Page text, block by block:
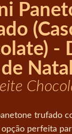
-
de Natal
trufado
perfeita